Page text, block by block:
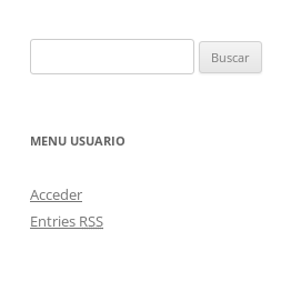
MENU USUARIO
Acceder
Entries RSS